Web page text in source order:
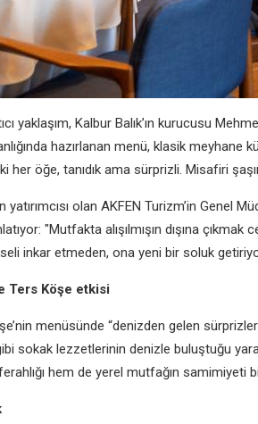
yaklaşım, Kalbur Balık’ın kurucusu
hazırlanan menü, klasik meyhane
her öğe, tanıdık ama sürprizli. Misafiri
yatırımcısı olan AKFEN Turizm’in Genel
"Mutfakta alışılmışın dışına
inkar etmeden, ona yeni bir soluk
Ters Köşe etkisi
menüsünde “denizden gelen
sokak lezzetlerinin denizle buluştuğu
hem de yerel mutfağın samimiyeti